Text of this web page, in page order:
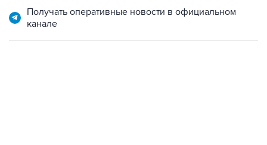
Получать оперативные новости в официальном
канале